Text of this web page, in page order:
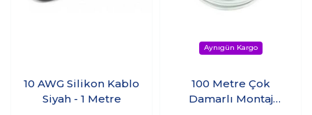
10 AWG Silikon Kablo
Siyah - 1 Metre
100 Metre Çok
Damarlı Montaj